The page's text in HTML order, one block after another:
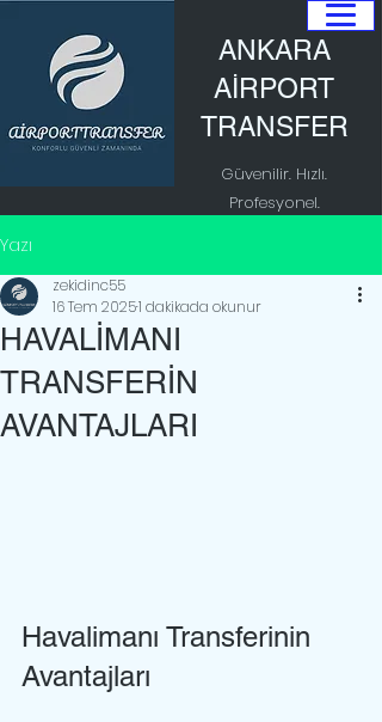
ANKARA
AİRPORT
TRANSFER
Güvenilir. Hızlı.
Profesyonel.
Yazı
HAVALİMANI
TRANSFERİN
AVANTAJLARI
zekidinc55
16 Tem 20251 dakikada okunur
Havalimanı Transferinin
Avantajları